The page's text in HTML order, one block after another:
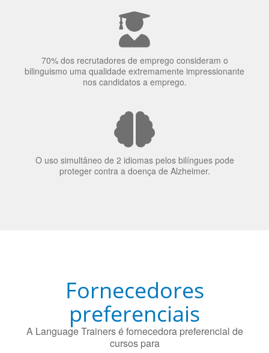
70% dos recrutadores de emprego consideram o
bilinguismo uma qualidade extremamente impressionante
O uso simultâneo de 2 idiomas pelos bilíngues pode
Fornecedores
preferenciais
A Language Trainers é fornecedora preferencial de